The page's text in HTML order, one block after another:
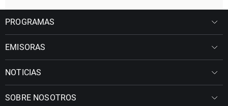
PROGRAMAS
EMISORAS
NOTICIAS
SOBRE NOSOTROS